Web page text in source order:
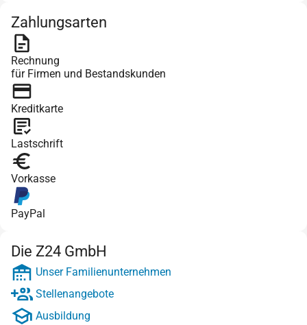
Zahlungsarten
Rechnung
für Firmen und Bestandskunden
Kreditkarte
Lastschrift
Vorkasse
PayPal
Die Z24 GmbH
Unser Familienunternehmen
Stellenangebote
Ausbildung